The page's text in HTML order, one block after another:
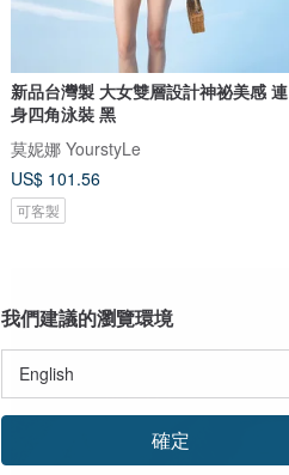
新品台灣製 大女雙層設計神祕美感 連
身四角泳裝 黑
莫妮娜 YourstyLe
US$ 101.56
可客製
我們建議的瀏覽環境
確定